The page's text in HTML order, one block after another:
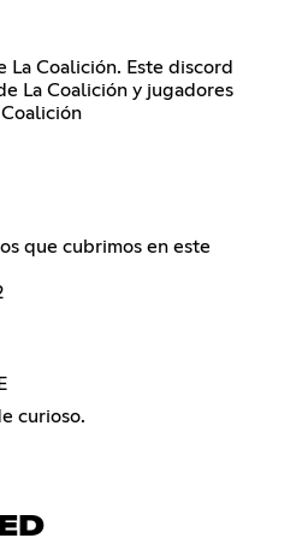
La Coalición. Este discord
La Coalición y jugadores
que cubrimos en este
curioso.